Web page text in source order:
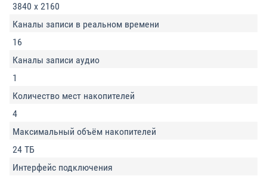
3840 x 2160
Каналы записи в реальном времени
16
Каналы записи аудио
1
Количество мест накопителей
4
Максимальный объём накопителей
24 ТБ
Интерфейс подключения